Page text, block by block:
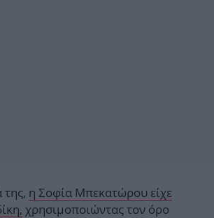
η Σοφία Μπεκατώρου είχε
χρησιμοποιώντας τον όρο